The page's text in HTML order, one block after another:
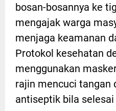
bosan-bosannya ke
mengajak warga
menjaga keamanan
Protokol kesehatan
menggunakan
rajin mencuci tangan
antiseptik bila